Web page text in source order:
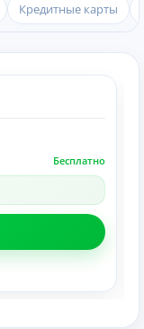
Кредитные карты
Бесплатно